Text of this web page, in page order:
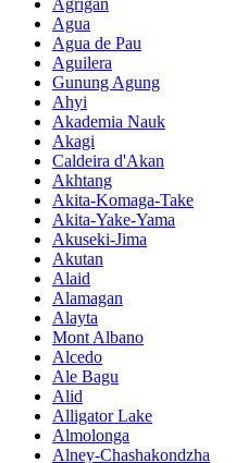
Agua
Agua de Pau
Aguilera
Gunung Agung
Ahyi
Akademia Nauk
Akagi
Caldeira d'Akan
Akhtang
Akita-Komaga-Take
Akita-Yake-Yama
Akuseki-Jima
Akutan
Alaid
Alamagan
Alayta
Mont Albano
Alcedo
Ale Bagu
Alid
Alligator Lake
Almolonga
Alney-Chashakondzha